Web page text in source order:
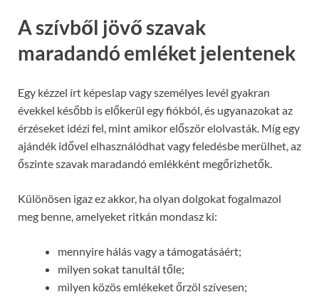
A szívből jövő szavak
maradandó emléket jelentenek
Egy kézzel írt képeslap vagy személyes levél gyakran
évekkel később is előkerül egy fiókból, és ugyanazokat az
érzéseket idézi fel, mint amikor először elolvasták. Míg egy
ajándék idővel elhasználódhat vagy feledésbe merülhet, az
őszinte szavak maradandó emlékként megőrizhetők.
Különösen igaz ez akkor, ha olyan dolgokat fogalmazol
meg benne, amelyeket ritkán mondasz ki:
mennyire hálás vagy a támogatásáért;
milyen sokat tanultál tőle;
milyen közös emlékeket őrzöl szívesen;